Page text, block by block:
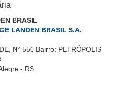
BRASIL
LANDEN BRASIL S.A.
N° 550 Bairro: PETRÓPOLIS
- RS